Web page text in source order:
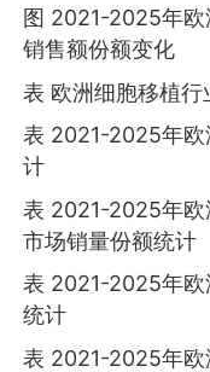
图 2021-2025年欧
销售额份额变化
表 欧洲细胞移植行
表 2021-2025年欧
计
表 2021-2025年欧
市场销量份额统计
表 2021-2025年欧
统计
表 2021-2025年欧